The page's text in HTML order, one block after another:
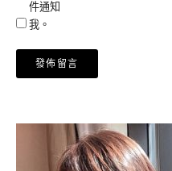
件通知
我。